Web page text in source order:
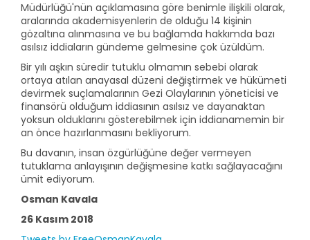
Müdürlüğü'nün açıklamasına göre benimle ilişkili olarak,
aralarında akademisyenlerin de olduğu 14 kişinin
gözaltına alınmasına ve bu bağlamda hakkımda bazı
asılsız iddiaların gündeme gelmesine çok üzüldüm.
Bir yılı aşkın süredir tutuklu olmamın sebebi olarak
ortaya atılan anayasal düzeni değiştirmek ve hükümeti
devirmek suçlamalarının Gezi Olaylarının yöneticisi ve
finansörü olduğum iddiasının asılsız ve dayanaktan
yoksun olduklarını gösterebilmek için iddianamemin bir
an önce hazırlanmasını bekliyorum.
Bu davanın, insan özgürlüğüne değer vermeyen
tutuklama anlayışının değişmesine katkı sağlayacağını
ümit ediyorum.
Osman Kavala
26 Kasım 2018